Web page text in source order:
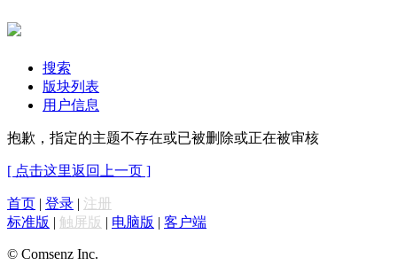
搜索
版块列表
用户信息
抱歉，指定的主题不存在或已被删除或正在被审核
[ 点击这里返回上一页 ]
首页 | 登录 | 注册
标准版 | 触屏版 | 电脑版 | 客户端
© Comsenz Inc.